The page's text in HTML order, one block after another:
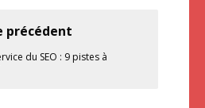
précédent
du SEO : 9 pistes à